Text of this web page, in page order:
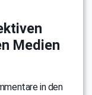
Medien
in den